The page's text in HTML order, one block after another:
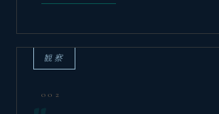
観察
002